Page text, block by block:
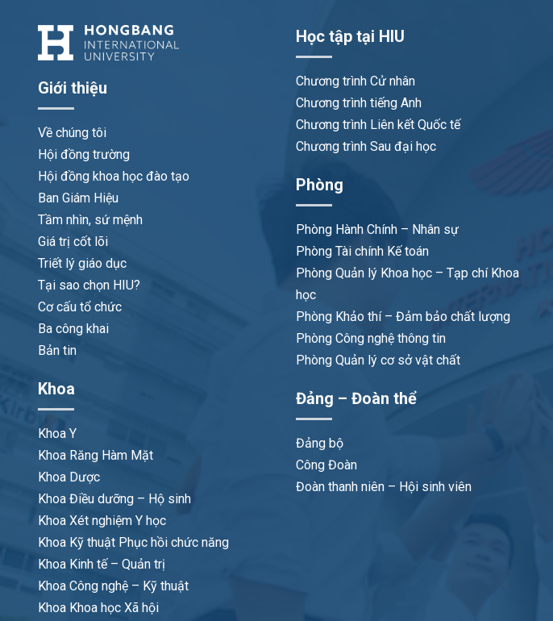
Giới thiệu
Về chúng tôi
Hội đồng trường
Hội đồng khoa học đào tạo
Ban Giám Hiệu
Tầm nhìn, sứ mệnh
Giá trị cốt lõi
Triết lý giáo dục
Tại sao chọn HIU?
Cơ cấu tổ chức
Ba công khai
Bản tin
Khoa
Khoa Y
Khoa Răng Hàm Mặt
Khoa Dược
Khoa Điều dưỡng – Hộ sinh
Khoa Xét nghiệm Y học
Khoa Kỹ thuật Phục hồi chức năng
Khoa Kinh tế – Quản trị
Khoa Công nghệ – Kỹ thuật
Khoa Khoa học Xã hội
Học tập tại HIU
Chương trình Cử nhân
Chương trình tiếng Anh
Chương trình Liên kết Quốc tế
Chương trình Sau đại học
Phòng
Phòng Hành Chính – Nhân sự
Phòng Tài chính Kế toán
Phòng Quản lý Khoa học – Tạp chí Khoa
học
Phòng Khảo thí – Đảm bảo chất lượng
Phòng Công nghệ thông tin
Phòng Quản lý cơ sở vật chất
Đảng – Đoàn thể
Đảng bộ
Công Đoàn
Đoàn thanh niên – Hội sinh viên